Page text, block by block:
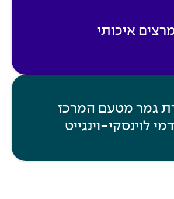
איכותי
גמר מטעם המרכז
לוינסקי-וינגייט